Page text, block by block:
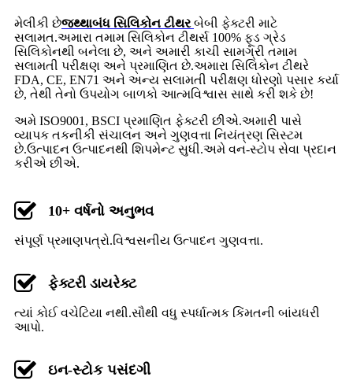
મેલીકી છેજથ્થાબંધ સિલિકોન ટીથર બેબી ફેક્ટરી માટે
સલામત.અમારા તમામ સિલિકોન ટીથર્સ 100% ફૂડ ગ્રેડ
સિલિકોનથી બનેલા છે, અને અમારી કાચી સામગ્રી તમામ
સલામતી પરીક્ષણ અને પ્રમાણિત છે.અમારા સિલિકોન ટીથરે
FDA, CE, EN71 અને અન્ય સલામતી પરીક્ષણ ધોરણો પસાર કર્યા
છે, તેથી તેનો ઉપયોગ બાળકો આત્મવિશ્વાસ સાથે કરી શકે છે!
અમે ISO9001, BSCI પ્રમાણિત ફેક્ટરી છીએ.અમારી પાસે
વ્યાપક તકનીકી સંચાલન અને ગુણવત્તા નિયંત્રણ સિસ્ટમ
છે.ઉત્પાદન ઉત્પાદનથી શિપમેન્ટ સુધી.અમે વન-સ્ટોપ સેવા પ્રદાન
કરીએ છીએ.
10+ વર્ષનો અનુભવ
સંપૂર્ણ પ્રમાણપત્રો.વિશ્વસનીય ઉત્પાદન ગુણવત્તા.
ફેક્ટરી ડાયરેક્ટ
ત્યાં કોઈ વચેટિયા નથી.સૌથી વધુ સ્પર્ધાત્મક કિંમતની બાંયધરી
આપો.
ઇન-સ્ટોક પસંદગી